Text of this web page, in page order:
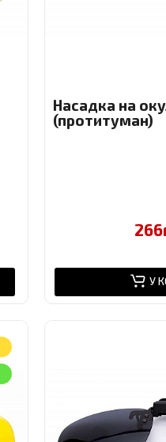
Насадка на
(протитуман)
У